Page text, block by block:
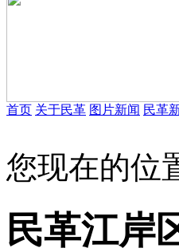
首页 关于民革 图片新闻 民革
您现在的位
民革江岸